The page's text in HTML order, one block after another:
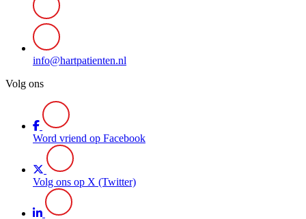
info@hartpatienten.nl
Volg ons
Word vriend op Facebook
Volg ons op X (Twitter)